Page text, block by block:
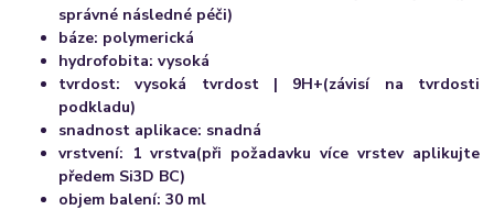
správné následné péči)
báze: polymerická
hydrofobita: vysoká
tvrdost: vysoká tvrdost | 9H+(závisí na tvrdosti
podkladu)
snadnost aplikace: snadná
vrstvení: 1 vrstva(při požadavku více vrstev aplikujte
předem Si3D BC)
objem balení: 30 ml